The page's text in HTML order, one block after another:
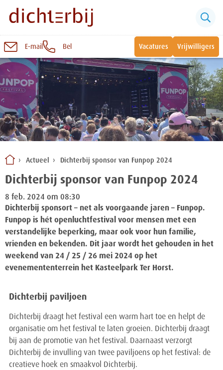
Naar
inhoud
E-mail Bel Vacatures Vrijwilligers
Actueel Dichterbij sponsor van Funpop 2024
Dichterbij sponsor van Funpop 2024
8 feb. 2024 om 08:30
Dichterbij sponsort – net als voorgaande jaren – Funpop.
Funpop is hét openluchtfestival voor mensen met een
verstandelijke beperking, maar ook voor hun familie,
vrienden en bekenden. Dit jaar wordt het gehouden in het
weekend van 24 / 25 / 26 mei 2024 op het
evenemententerrein het Kasteelpark Ter Horst.
Dichterbij paviljoen
Dichterbij draagt het festival een warm hart toe en helpt de
organisatie om het festival te laten groeien. Dichterbij draagt
bij aan de promotie van het festival. Daarnaast verzorgt
Dichterbij de invulling van twee paviljoens op het festival: de
creatieve hoek en smaakvol Dichterbij.
Sluiten
Snel naar:
Wonen bij Dichterbij
Vrije dagbestedingsplekken